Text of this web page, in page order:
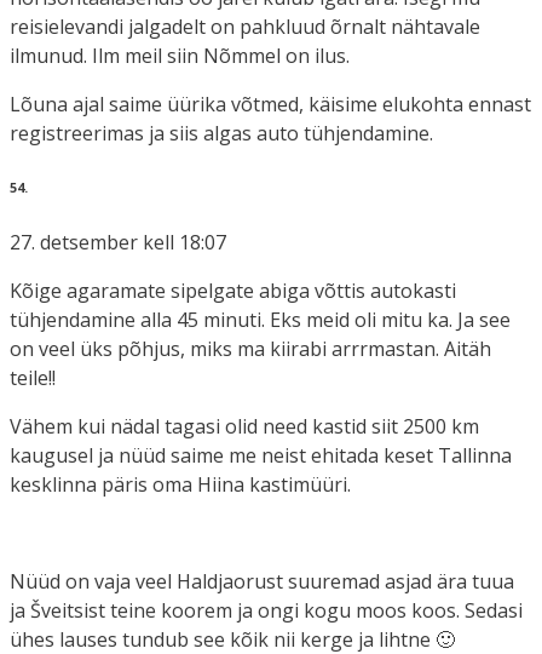
reisielevandi jalgadelt on pahkluud õrnalt nähtavale
ilmunud. Ilm meil siin Nõmmel on ilus.
Lõuna ajal saime üürika võtmed, käisime elukohta ennast
registreerimas ja siis algas auto tühjendamine.
54.
27. detsember kell 18:07
Kõige agaramate sipelgate abiga võttis autokasti
tühjendamine alla 45 minuti. Eks meid oli mitu ka. Ja see
on veel üks põhjus, miks ma kiirabi arrrmastan. Aitäh
teile!!
Vähem kui nädal tagasi olid need kastid siit 2500 km
kaugusel ja nüüd saime me neist ehitada keset Tallinna
kesklinna päris oma Hiina kastimüüri.
Nüüd on vaja veel Haldjaorust suuremad asjad ära tuua
ja Šveitsist teine koorem ja ongi kogu moos koos. Sedasi
ühes lauses tundub see kõik nii kerge ja lihtne 🙂